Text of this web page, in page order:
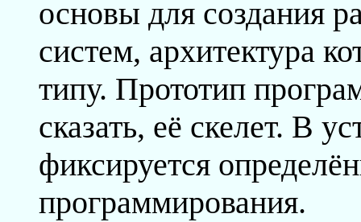
основы для создания
систем, архитектура
типу. Прототип
сказать, её скелет. В
фиксируется
программирования.